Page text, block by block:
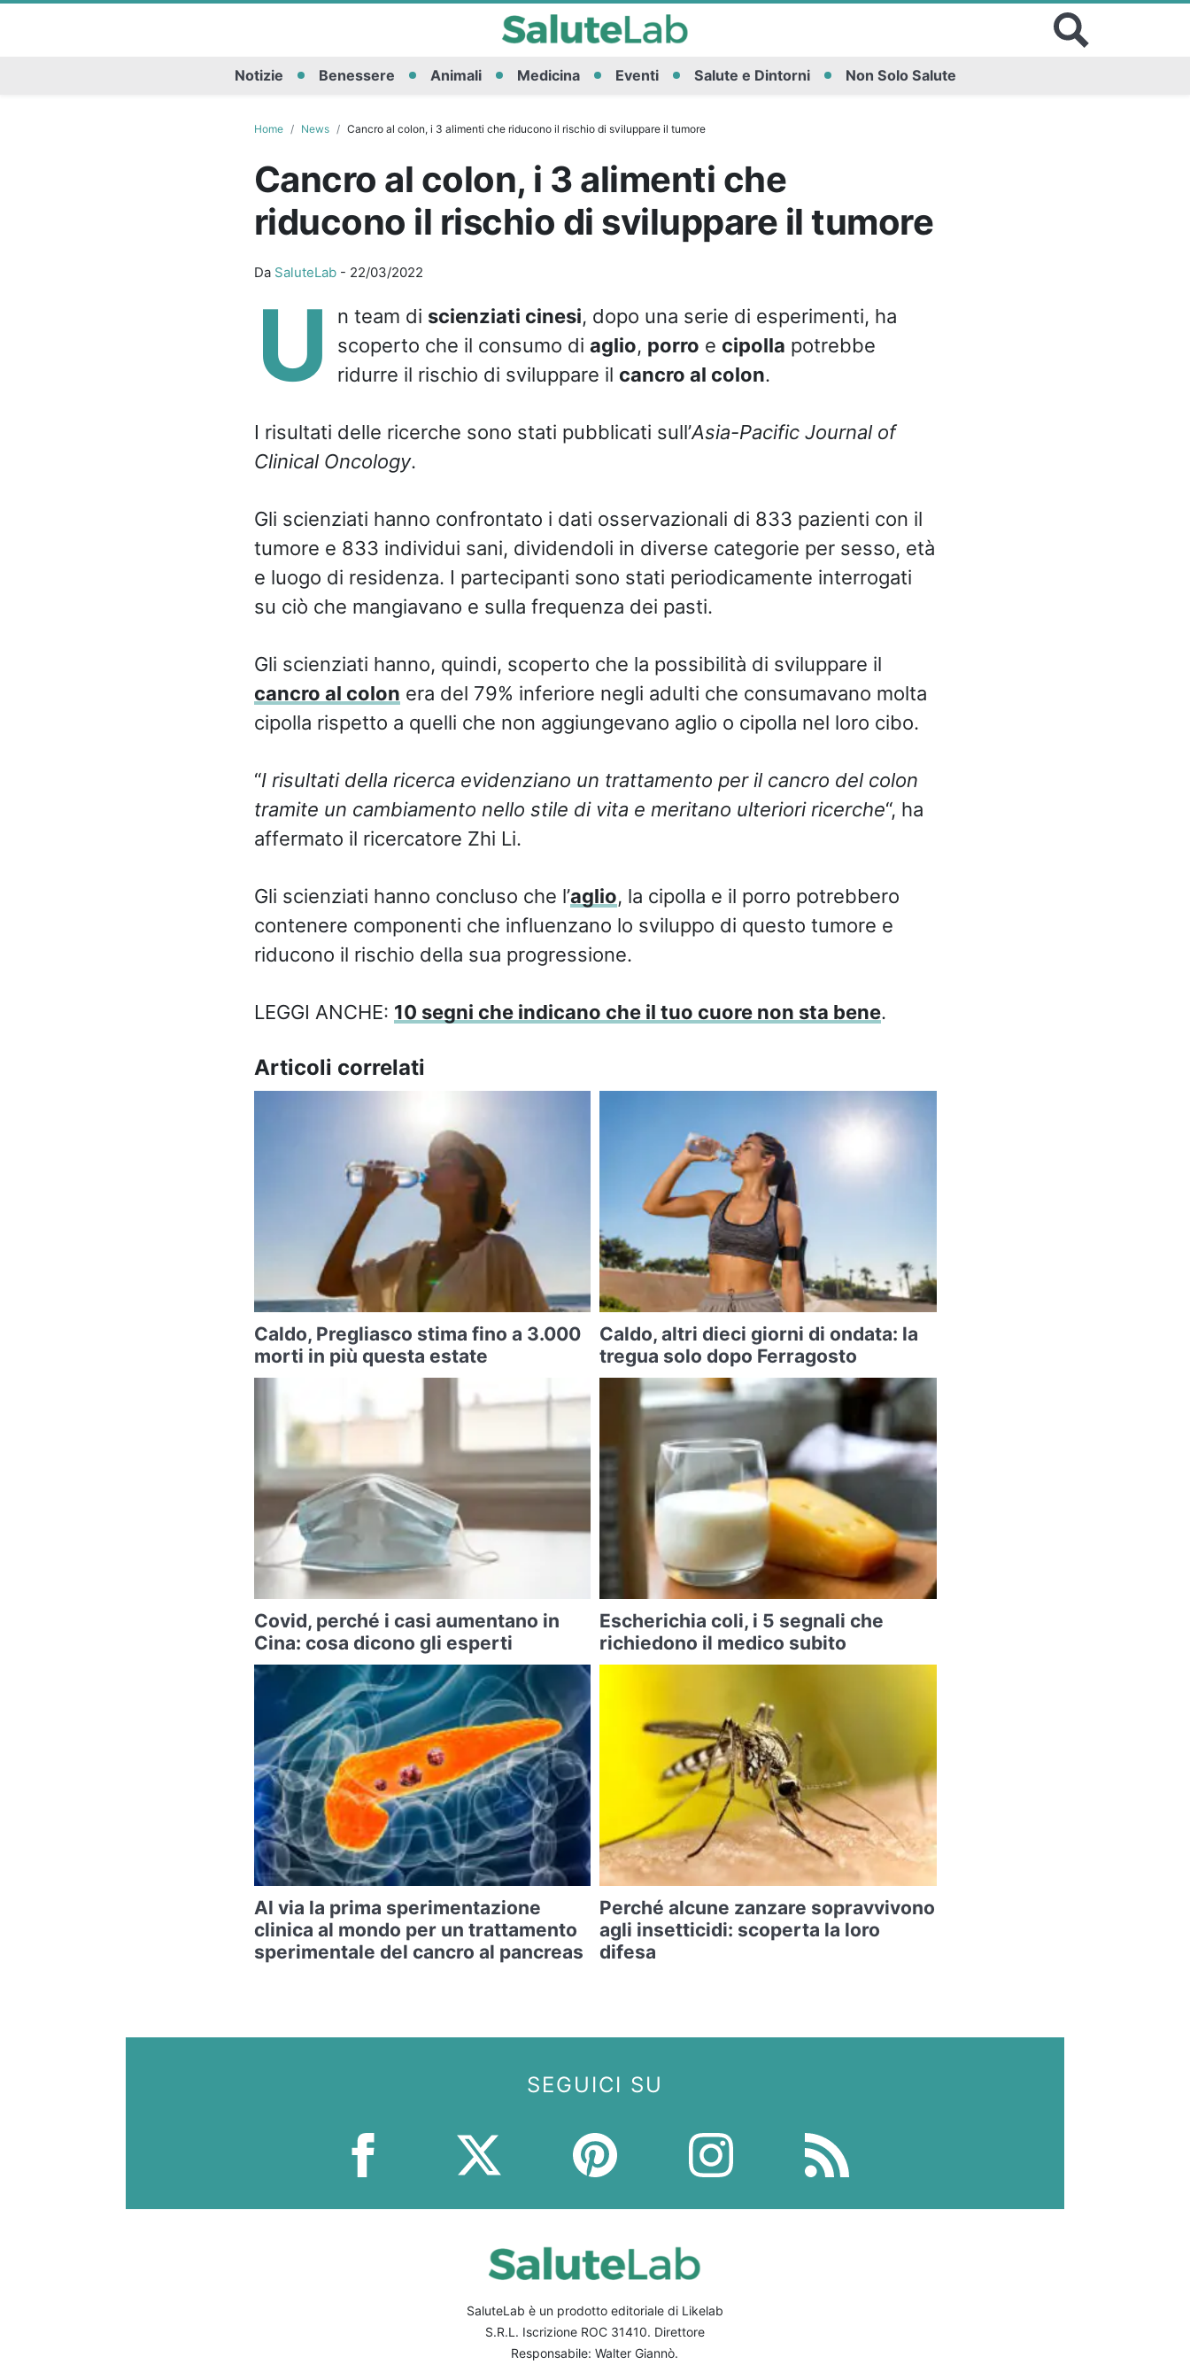
Notizie Benessere Animali Medicina Eventi Salute e Dintorni Non Solo Salute
Home News Cancro al colon, i 3 alimenti che riducono il rischio di sviluppare il tumore
Cancro al colon, i 3 alimenti che
riducono il rischio di sviluppare il tumore
Da SaluteLab- 22/03/2022
U n team di scienziati cinesi, dopo una serie di esperimenti, ha
scoperto che il consumo di aglio, porro e cipolla potrebbe
ridurre il rischio di sviluppare il cancro al colon.
I risultati delle ricerche sono stati pubblicati sull’Asia-Pacific Journal of
Clinical Oncology.
Gli scienziati hanno confrontato i dati osservazionali di 833 pazienti con il
tumore e 833 individui sani, dividendoli in diverse categorie per sesso, età
e luogo di residenza. I partecipanti sono stati periodicamente interrogati
su ciò che mangiavano e sulla frequenza dei pasti.
Gli scienziati hanno, quindi, scoperto che la possibilità di sviluppare il
cancro al colon era del 79% inferiore negli adulti che consumavano molta
cipolla rispetto a quelli che non aggiungevano aglio o cipolla nel loro cibo.
“I risultati della ricerca evidenziano un trattamento per il cancro del colon
tramite un cambiamento nello stile di vita e meritano ulteriori ricerche“, ha
affermato il ricercatore Zhi Li.
Gli scienziati hanno concluso che l’aglio, la cipolla e il porro potrebbero
contenere componenti che influenzano lo sviluppo di questo tumore e
riducono il rischio della sua progressione.
LEGGI ANCHE: 10 segni che indicano che il tuo cuore non sta bene.
Articoli correlati
Caldo, Pregliasco stima fino a 3.000
morti in più questa estate
Caldo, altri dieci giorni di ondata: la
tregua solo dopo Ferragosto
Covid, perché i casi aumentano in
Cina: cosa dicono gli esperti
Escherichia coli, i 5 segnali che
richiedono il medico subito
Al via la prima sperimentazione
clinica al mondo per un trattamento
sperimentale del cancro al pancreas
Perché alcune zanzare sopravvivono
agli insetticidi: scoperta la loro
difesa
SEGUICI SU
SaluteLab è un prodotto editoriale di Likelab
S.R.L. Iscrizione ROC 31410. Direttore
Responsabile: Walter Giannò.